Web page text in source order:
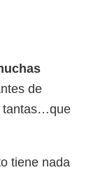
de
tantas…que
tiene nada